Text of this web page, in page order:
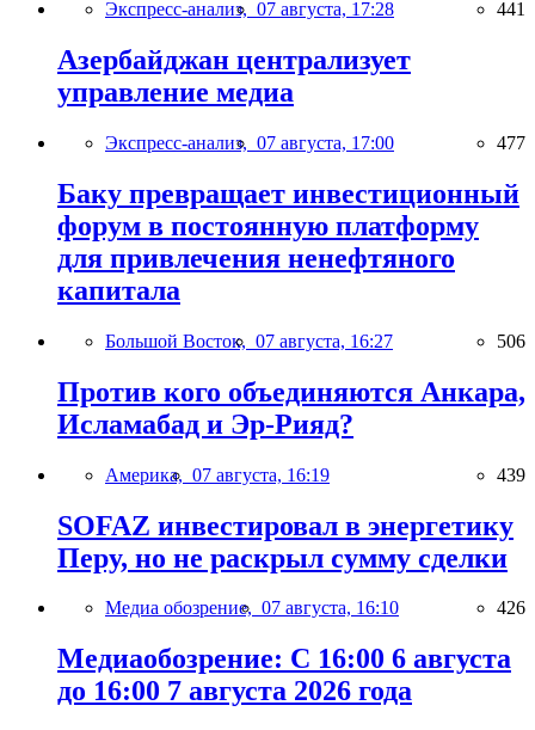
Экспресс-анализ, 07 августа, 17:28 441
Азербайджан централизует
управление медиа
Экспресс-анализ, 07 августа, 17:00 477
Баку превращает инвестиционный
форум в постоянную платформу
для привлечения ненефтяного
капитала
Большой Восток, 07 августа, 16:27 506
Против кого объединяются Анкара,
Исламабад и Эр-Рияд?
Америка, 07 августа, 16:19 439
SOFAZ инвестировал в энергетику
Перу, но не раскрыл сумму сделки
Медиа обозрение, 07 августа, 16:10 426
Медиаобозрение: С 16:00 6 августа
до 16:00 7 августа 2026 года